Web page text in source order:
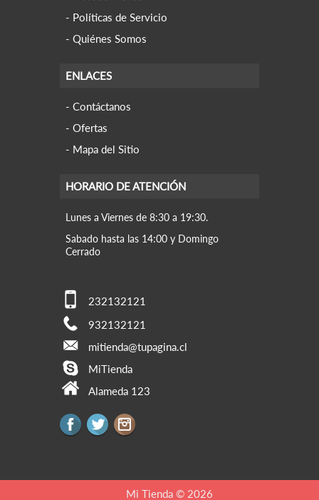
Políticas de Servicio
Quiénes Somos
ENLACES
Contáctanos
Ofertas
Mapa del Sitio
HORARIO DE ATENCIÓN
Lunes a Viernes de 8:30 a 19:30.
Sabado hasta las 14:00 y Domingo
Cerrado
232132121
932132121
mitienda@tupagina.cl
MiTienda
Alameda 123
Mi Tienda © 2026